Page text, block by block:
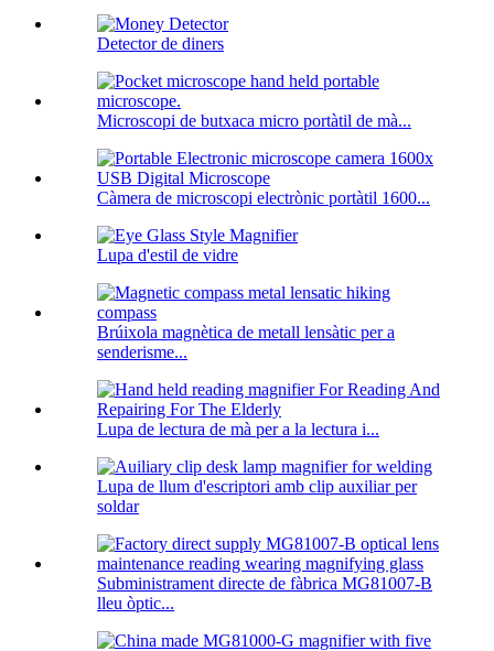
Detector de diners
Microscopi de butxaca micro portàtil de mà...
Càmera de microscopi electrònic portàtil 1600...
Lupa d'estil de vidre
Brúixola magnètica de metall lensàtic per a
senderisme...
Lupa de lectura de mà per a la lectura i...
Lupa de llum d'escriptori amb clip auxiliar per
soldar
Subministrament directe de fàbrica MG81007-B
lleu òptic...